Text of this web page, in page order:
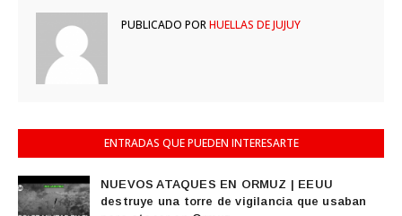
PUBLICADO PORHUELLAS DE JUJUY
ENTRADAS QUE PUEDEN INTERESARTE
NUEVOS ATAQUES EN ORMUZ | EEUU
destruye una torre de vigilancia que usaban